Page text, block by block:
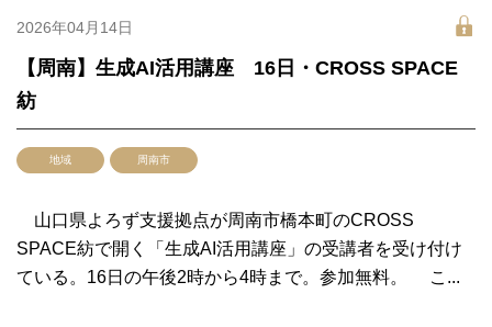
2026年04月14日
【周南】生成AI活用講座 16日・CROSS SPACE
紡
地域 周南市
山口県よろず支援拠点が周南市橋本町のCROSS
SPACE紡で開く「生成AI活用講座」の受講者を受け付け
ている。16日の午後2時から4時まで。参加無料。 こ...